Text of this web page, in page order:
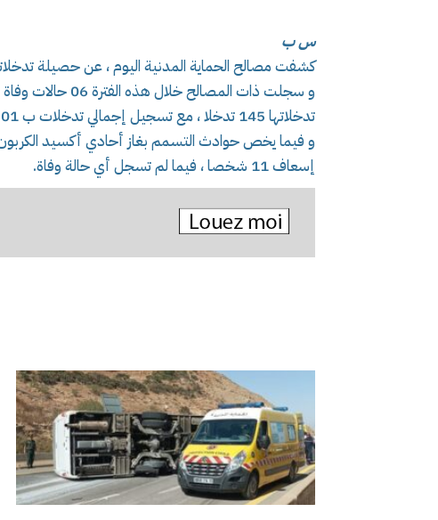
س ب
كشفت مصالح الحماية المدنية اليوم ، عن حصيلة تدخلاتها خلال الـ 24 ساعة
تدخلاتها 145 تدخلا ، مع تسجيل إجمالي تدخلات ب 3301 تدخلا بمعدل تدخل كل 26 ثانية.
إسعاف 11 شخصا ، فيما لم تسجل أي حالة وفاة.